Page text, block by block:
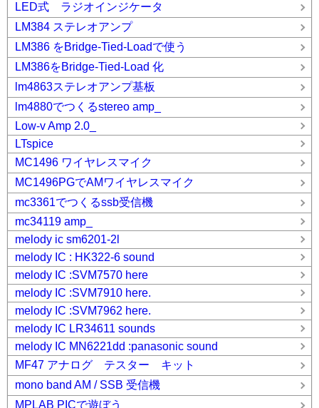
LED式 ラジオインジケータ
LM384 ステレオアンプ
LM386 をBridge-Tied-Loadで使う
LM386をBridge-Tied-Load 化
lm4863ステレオアンプ基板
lm4880でつくるstereo amp_
Low-v Amp 2.0_
LTspice
MC1496 ワイヤレスマイク
MC1496PGでAMワイヤレスマイク
mc3361でつくるssb受信機
mc34119 amp_
melody ic sm6201-2l
melody IC : HK322-6 sound
melody IC :SVM7570 here
melody IC :SVM7910 here.
melody IC :SVM7962 here.
melody IC LR34611 sounds
melody IC MN6221dd :panasonic sound
MF47 アナログ テスター キット
mono band AM / SSB 受信機
MPLAB PICで遊ぼう